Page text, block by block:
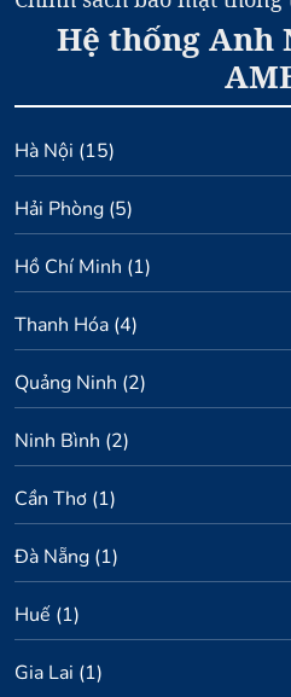
Hệ thống Anh
Hà Nội (15)
Hải Phòng (5)
Hồ Chí Minh (1)
Thanh Hóa (4)
Quảng Ninh (2)
Ninh Bình (2)
Cần Thơ (1)
Đà Nẵng (1)
Huế (1)
Gia Lai (1)